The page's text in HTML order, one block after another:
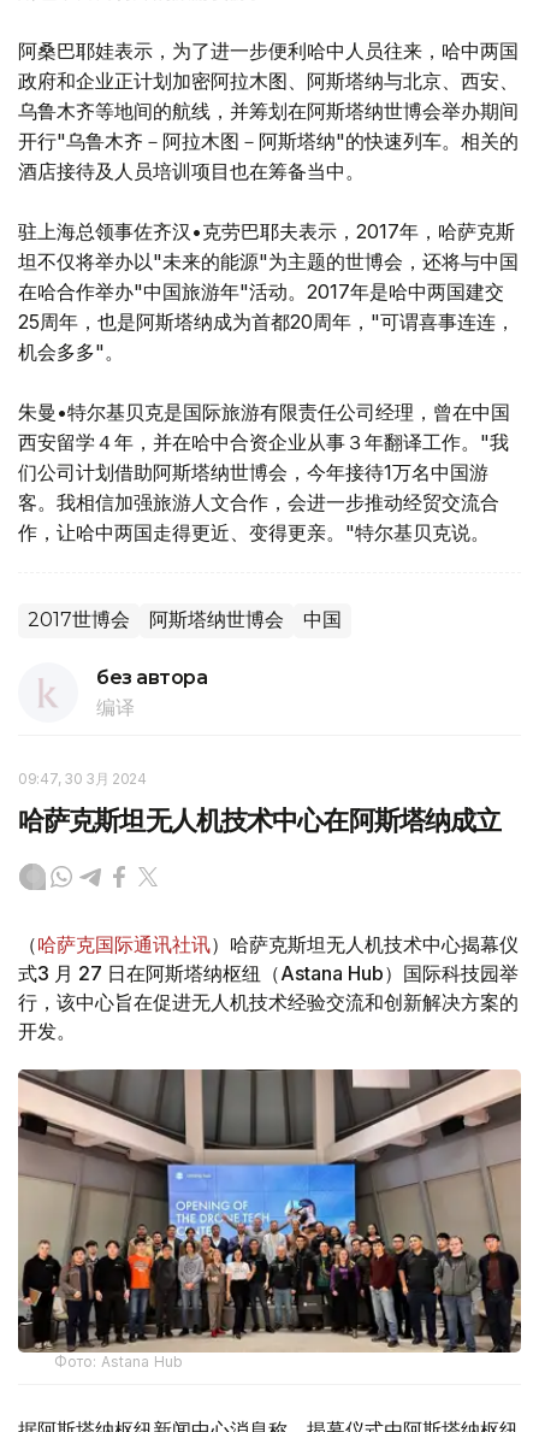
阿桑巴耶娃表示，为了进一步便利哈中人员往来，哈中两国
政府和企业正计划加密阿拉木图、阿斯塔纳与北京、西安、
乌鲁木齐等地间的航线，并筹划在阿斯塔纳世博会举办期间
开行"乌鲁木齐－阿拉木图－阿斯塔纳"的快速列车。相关的
酒店接待及人员培训项目也在筹备当中。
驻上海总领事佐齐汉•克劳巴耶夫表示，2017年，哈萨克斯
坦不仅将举办以"未来的能源"为主题的世博会，还将与中国
在哈合作举办"中国旅游年"活动。2017年是哈中两国建交
25周年，也是阿斯塔纳成为首都20周年，"可谓喜事连连，
机会多多"。
朱曼•特尔基贝克是国际旅游有限责任公司经理，曾在中国
西安留学４年，并在哈中合资企业从事３年翻译工作。"我
们公司计划借助阿斯塔纳世博会，今年接待1万名中国游
客。我相信加强旅游人文合作，会进一步推动经贸交流合
作，让哈中两国走得更近、变得更亲。"特尔基贝克说。
2017世博会 阿斯塔纳世博会 中国
без автора
编译
09:47, 30 3月 2024
哈萨克斯坦无人机技术中心在阿斯塔纳成立
（哈萨克国际通讯社讯）哈萨克斯坦无人机技术中心揭幕仪
式3 月 27 日在阿斯塔纳枢纽（Astana Hub）国际科技园举
行，该中心旨在促进无人机技术经验交流和创新解决方案的
开发。
Фото: Astana Hub